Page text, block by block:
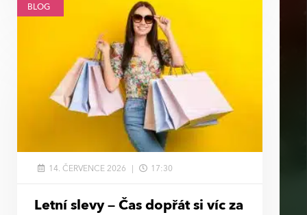
BLOG
Letní slevy – Čas dopřát si víc za
14. ČERVENCE 2026 17:30